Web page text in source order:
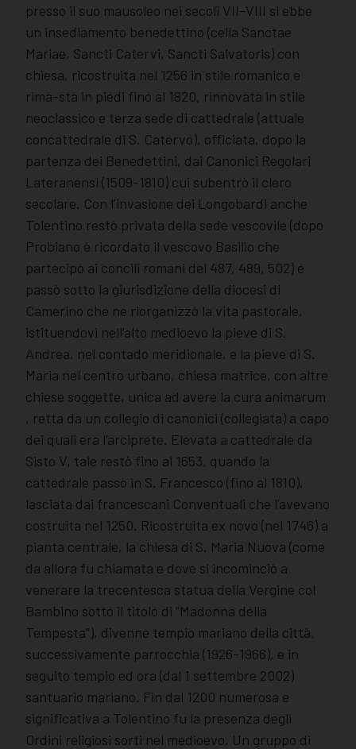
presso il suo mausoleo nei secoli VII-VIII si ebbe
un insediamento benedettino (cella Sanctae
Mariae, Sancti Catervi, Sancti Salvatoris) con
chiesa, ricostruita nel 1256 in stile romanico e
rima-sta in piedi fino al 1820, rinnovata in stile
neoclassico e terza sede di cattedrale (attuale
concattedrale di S. Catervo), officiata, dopo la
partenza dei Benedettini, dai Canonici Regolari
Lateranensi (1509-1810) cui subentrò il clero
secolare. Con l’invasione dei Longobardi anche
Tolentino restò privata della sede vescovile (dopo
Probiano è ricordato il vescovo Basilio che
partecipò ai concili romani del 487, 489, 502) e
passò sotto la giurisdizione della diocesi di
Camerino che ne riorganizzò la vita pastorale,
istituendovi nell’alto medioevo la pieve di S.
Andrea, nel contado meridionale, e la pieve di S.
Maria nel centro urbano, chiesa matrice, con altre
chiese soggette, unica ad avere la cura animarum
, retta da un collegio di canonici (collegiata) a capo
dei quali era l’arciprete. Elevata a cattedrale da
Sisto V, tale restò fino al 1653, quando la
cattedrale passò in S. Francesco (fino al 1810),
lasciata dai francescani Conventuali che l’avevano
costruita nel 1250. Ricostruita ex novo (nel 1746) a
pianta centrale, la chiesa di S. Maria Nuova (come
da allora fu chiamata e dove si incominciò a
venerare la trecentesca statua della Vergine col
Bambino sotto il titolo di “Madonna della
Tempesta”), divenne tempio mariano della città,
successivamente parrocchia (1926-1966), e in
seguito tempio ed ora (dal 1 settembre 2002)
santuario mariano. Fin dal 1200 numerosa e
significativa a Tolentino fu la presenza degli
Ordini religiosi sorti nel medioevo. Un gruppo di